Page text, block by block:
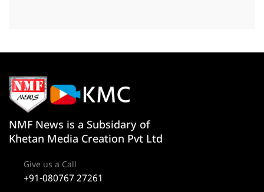
NMF News is a Subsidary of
Khetan Media Creation Pvt Ltd
Give us a Call
+91-080767 27261